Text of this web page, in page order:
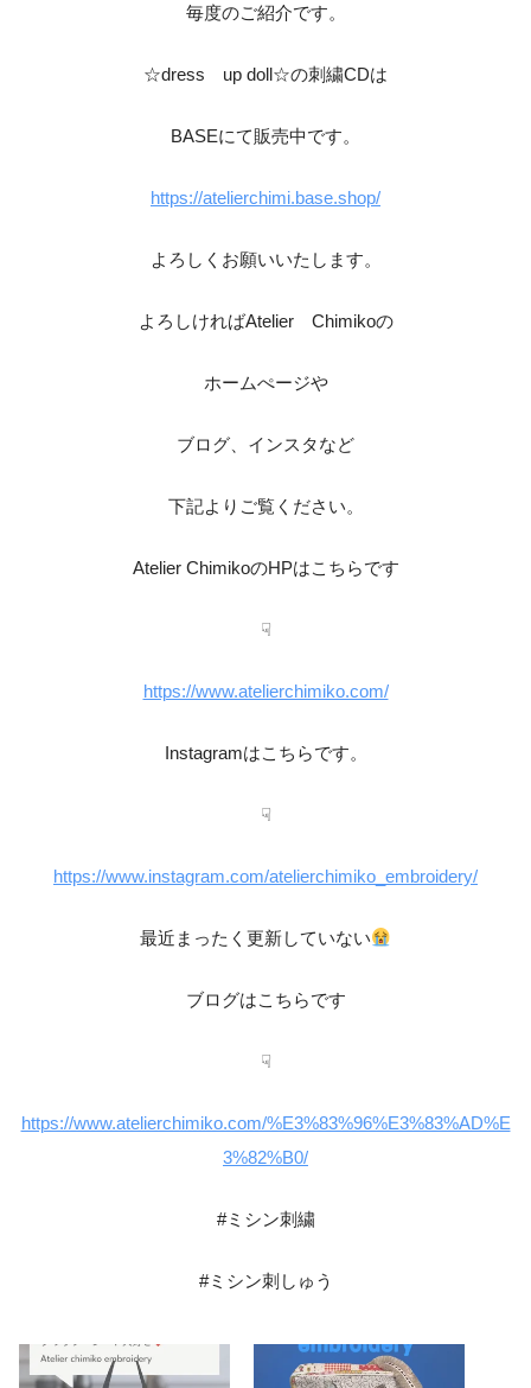
毎度のご紹介です。
☆dress up doll☆の刺繍CDは
BASEにて販売中です。
https://atelierchimi.base.shop/
よろしくお願いいたします。
よろしければAtelier Chimikoの
ホームぺージや
ブログ、インスタなど
下記よりご覧ください。
Atelier ChimikoのHPはこちらです
☟
https://www.atelierchimiko.com/
Instagramはこちらです。
☟
https://www.instagram.com/atelierchimiko_embroidery/
最近まったく更新していない
ブログはこちらです
☟
https://www.atelierchimiko.com/%E3%83%96%E3%83%AD%E
3%82%B0/
#ミシン刺繍
#ミシン刺しゅう